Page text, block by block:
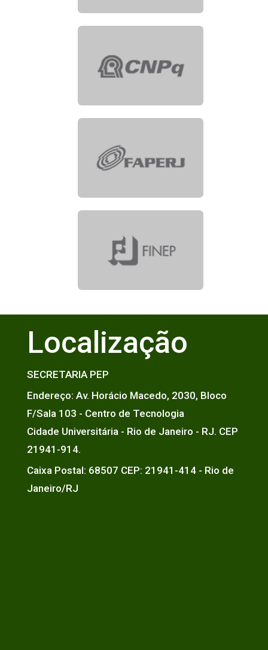
Localização
SECRETARIA PEP
Endereço: Av. Horácio Macedo, 2030, Bloco
F/Sala 103 - Centro de Tecnologia
Cidade Universitária - Rio de Janeiro - RJ. CEP
21941-914.
Caixa Postal: 68507 CEP: 21941-414 - Rio de
Janeiro/RJ